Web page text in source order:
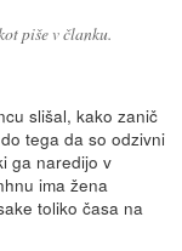
piše v članku.
slišal, kako zanič
tega da so odzivni
ga naredijo v
ima žena
toliko časa na